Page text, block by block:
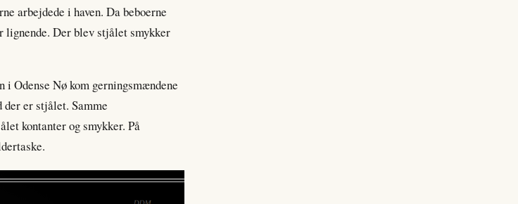
arbejdede i haven. Da beboerne
lignende. Der blev stjålet smykker
i Odense Nø kom gerningsmændene
der er stjålet. Samme
kontanter og smykker. På